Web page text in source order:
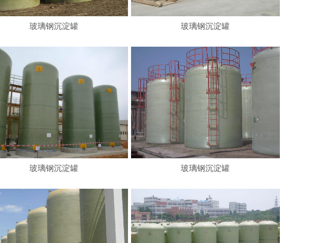
玻璃钢沉淀罐
玻璃钢沉淀罐
玻璃钢沉淀罐
玻璃钢沉淀罐